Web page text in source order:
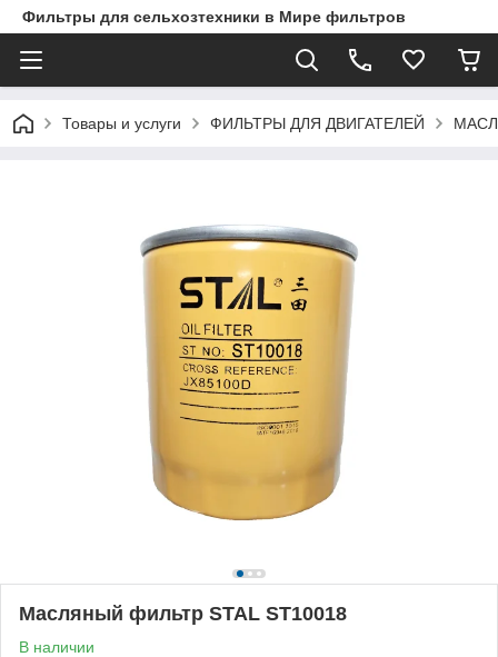
Фильтры для сельхозтехники в Мире фильтров
Товары и услуги ФИЛЬТРЫ ДЛЯ ДВИГАТЕЛЕЙ
Масляный фильтр STAL ST10018
В наличии